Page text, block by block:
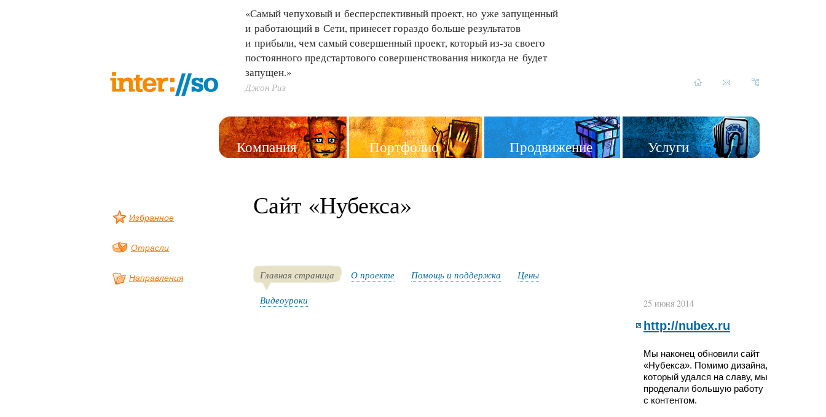
«Самый чепуховый и бесперспективный проект, но уже запущенный
и работающий в Сети, принесет гораздо больше результатов
и прибыли, чем самый совершенный проект, которыйиз-засвоего
постоянного предстартового совершенствования никогда не будет
запущен.»
Джон Риз
Компания Портфолио Продвижение Услуги
Избранное
Отрасли
Направления
Сайт «Нубекса»
Главная страница О проекте Помощь и поддержка Цены
Видеоуроки 25 июня 2014
http://nubex.ru
Мы наконец обновили сайт
«Нубекса». Помимо дизайна,
который удался на славу, мы
проделали большую работу
с контентом.